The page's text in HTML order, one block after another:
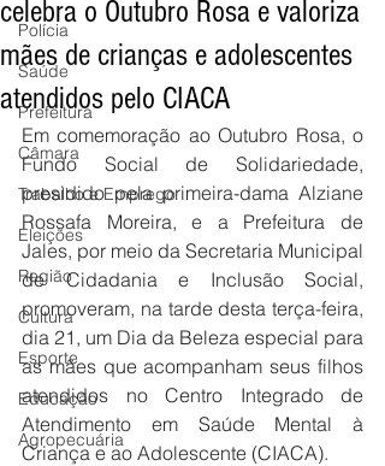
Polícia
Saúde
Prefeitura
Câmara
Trabalho e Emprego
Eleições
Região
Cultura
Esporte
Educação
Agropecuária
celebra o Outubro Rosa e valoriza
mães de crianças e adolescentes
atendidos pelo CIACA
Em comemoração ao Outubro Rosa, o
Fundo Social de Solidariedade,
presidido pela primeira-dama Alziane
Rossafa Moreira, e a Prefeitura de
Jales, por meio da Secretaria Municipal
de Cidadania e Inclusão Social,
promoveram, na tarde desta terça-feira,
dia 21, um Dia da Beleza especial para
as mães que acompanham seus filhos
atendidos no Centro Integrado de
Atendimento em Saúde Mental à
Criança e ao Adolescente (CIACA).